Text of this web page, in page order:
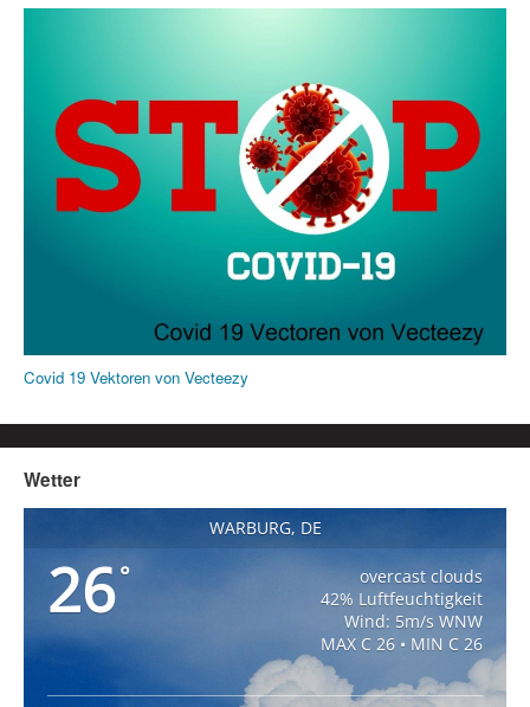
Covid 19 Vektoren von Vecteezy
Wetter
WARBURG, DE
26°
overcast clouds
42% Luftfeuchtigkeit
Wind: 5m/s WNW
MAX C 26 • MIN C 26